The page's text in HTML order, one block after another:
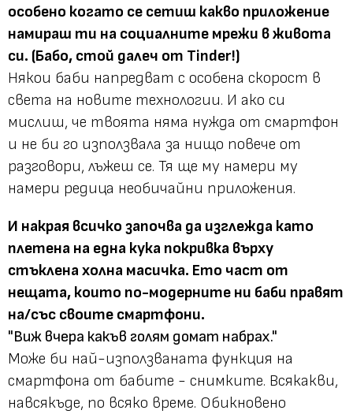
особено когато се сетиш какво приложение
намираш ти на социалните мрежи в живота
си. (Бабо, стой далеч от Tinder!)
Някои баби напредват с особена скорост в
света на новите технологии. И ако си
мислиш, че твоята няма нужда от смартфон
и не би го използвала за нищо повече от
разговори, лъжеш се. Тя ще му намери му
намери редица необичайни приложения.
И накрая всичко започва да изглежда като
плетена на една кука покривка върху
стъклена холна масичка. Ето част от
нещата, които по-модерните ни баби правят
на/със своите смартфони.
"Виж вчера какъв голям домат набрах."
Може би най-използваната функция на
смартфона от бабите - снимките. Всякакви,
навсякъде, по всяко време. Обикновено